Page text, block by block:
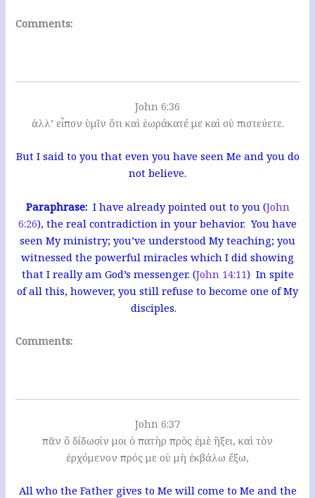
Comments:
John 6:36
ἀλλ’ εἶπον ὑμῖν ὅτι καὶ ἑωράκατέ με καὶ οὐ πιστεύετε.
But I said to you that even you have seen Me and you do
not believe.
Paraphrase: I have already pointed out to you (John
6:26), the real contradiction in your behavior. You have
seen My ministry; you’ve understood My teaching; you
witnessed the powerful miracles which I did showing
that I really am God’s messenger. (John 14:11) In spite
of all this, however, you still refuse to become one of My
disciples.
Comments:
John 6:37
πᾶν ὃ δίδωσίν μοι ὁ πατὴρ πρὸς ἐμὲ ἥξει, καὶ τὸν
ἐρχόμενον πρός με οὐ μὴ ἐκβάλω ἔξω,
All who the Father gives to Me will come to Me and the